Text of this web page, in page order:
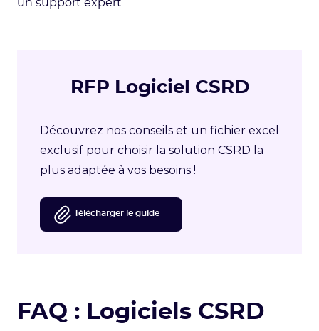
un support expert.
RFP Logiciel CSRD
Découvrez nos conseils et un fichier excel
exclusif pour choisir la solution CSRD la
plus adaptée à vos besoins !
Télécharger le guide
FAQ : Logiciels CSRD